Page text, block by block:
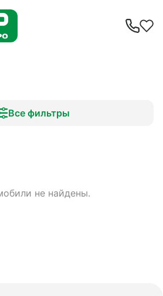
Все фильтры
не найдены.